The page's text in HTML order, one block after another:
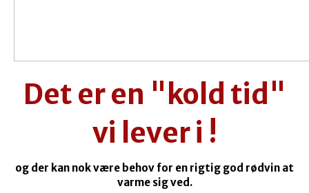
Det er en "kold tid"
vi lever i !
og der kan nok være behov for en rigtig god rødvin at
varme sig ved.